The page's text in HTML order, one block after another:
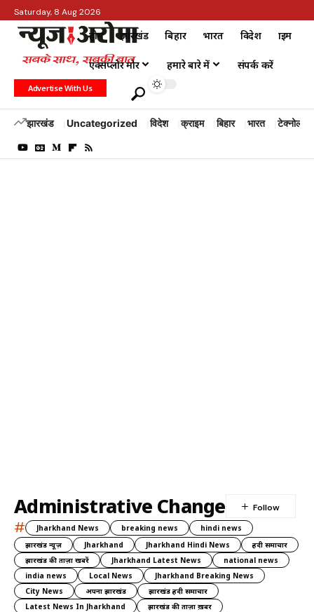
Saturday, 8 Aug 2026
होम झारखंड बिहार भारत विदेश क्राइम
एक्सप्लोर मोर हमारे बारे में संपर्क करें
Advertise With Us
झारखंड Uncategorized विदेश क्राइम बिहार भारत टेक्नोलॉजी
Administrative Change
# Jharkhand News breaking news
hindi news
झारखंड न्यूज़
Jharkhand Jharkhand Hindi News
हिंदी समाचार
झारखंड की ताज़ा खबरें
Jharkhand Latest News
national news
india news
Local News
Jharkhand Breaking News
City News
अपना झारखंड
झारखंड हिंदी समाचार
Latest News In Jharkhand
झारखंड की ताज़ा ख़बर